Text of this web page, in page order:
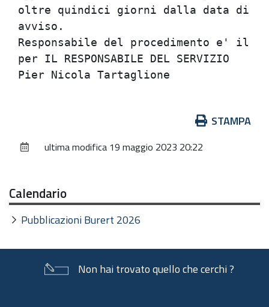
oltre quindici giorni dalla
Responsabile del
per IL
documento
STAMPA
ultima modifica 19 maggio 2023 20:22
Calendario
Pubblicazioni Burert 2026
Non hai trovato quello che cerchi ?